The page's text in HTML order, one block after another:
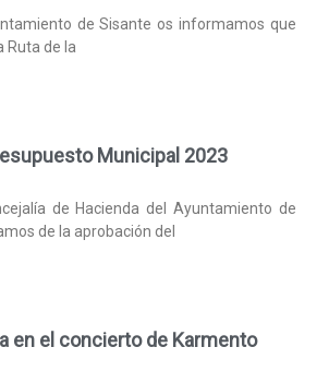
de Sisante os informamos que
Ruta de la
Municipal 2023
de Hacienda del Ayuntamiento de
de la aprobación del
en el concierto de Karmento